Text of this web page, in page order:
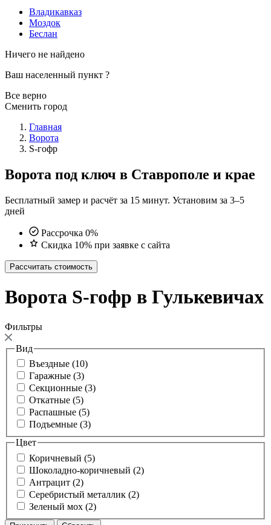
Владикавказ
Моздок
Беслан
Ничего не найдено
Ваш населенный пункт ?
Все верно
Сменить город
Главная
Ворота
S-гофр
Ворота под ключ в Ставрополе и крае
Бесплатный замер и расчёт за 15 минут. Установим за 3–5
дней
Рассрочка 0%
Скидка 10% при заявке с сайта
Рассчитать стоимость
Ворота S-гофр в Гулькевичах
Фильтры
Вид
Въездные (10)
Гаражные (3)
Секционные (3)
Откатные (5)
Распашные (5)
Подъемные (3)
Цвет
Коричневый (5)
Шоколадно-коричневый (2)
Антрацит (2)
Серебристый металлик (2)
Зеленый мох (2)